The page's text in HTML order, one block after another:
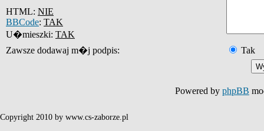
HTML: NIE
BBCode: TAK
U�mieszki: TAK
Zawsze dodawaj m�j podpis:
Tak
Powered by phpBB
Copyright 2010 by www.cs-zaborze.pl